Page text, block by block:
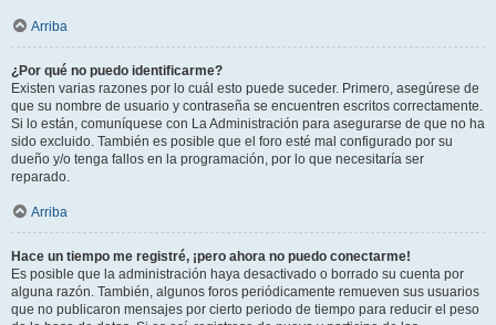
Arriba
¿Por qué no puedo identificarme?
Existen varias razones por lo cuál esto puede suceder. Primero, asegúrese de
que su nombre de usuario y contraseña se encuentren escritos correctamente.
Si lo están, comuníquese con La Administración para asegurarse de que no ha
sido excluido. También es posible que el foro esté mal configurado por su
dueño y/o tenga fallos en la programación, por lo que necesitaría ser
reparado.
Arriba
Hace un tiempo me registré, ¡pero ahora no puedo conectarme!
Es posible que la administración haya desactivado o borrado su cuenta por
alguna razón. También, algunos foros periódicamente remueven sus usuarios
que no publicaron mensajes por cierto periodo de tiempo para reducir el peso